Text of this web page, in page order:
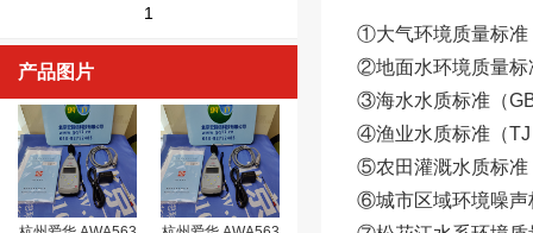
1
产品图片
①大气环境质量标准
②地面水环境质量标
③海水水质标准（
④渔业水质标准（TJ
⑤农田灌溉水质标准
⑥城市区域环境噪声